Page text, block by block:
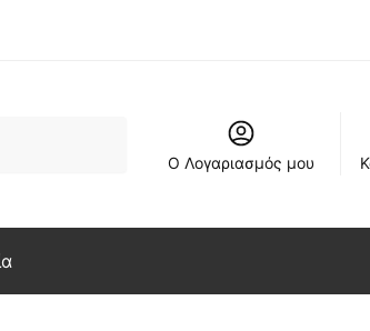
Ο Λογαριασμός μου